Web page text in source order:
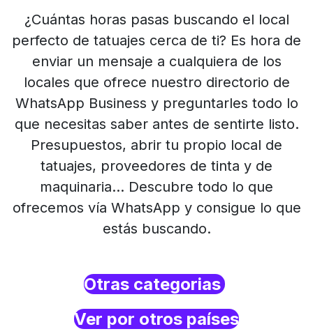
¿Cuántas horas pasas buscando el local
perfecto de tatuajes cerca de ti? Es hora de
enviar un mensaje a cualquiera de los
locales que ofrece nuestro directorio de
WhatsApp Business y preguntarles todo lo
que necesitas saber antes de sentirte listo.
Presupuestos, abrir tu propio local de
tatuajes, proveedores de tinta y de
maquinaria… Descubre todo lo que
ofrecemos vía WhatsApp y consigue lo que
estás buscando.
Otras categorias
Ver por otros países